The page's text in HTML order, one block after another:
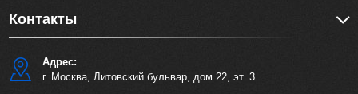
Контакты
Адрес:
г. Москва, Литовский бульвар, дом 22, эт. 3